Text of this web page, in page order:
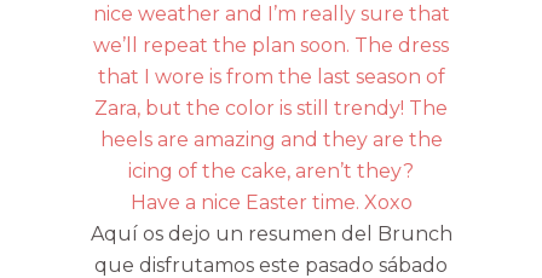
nice weather and I’m really sure that
we’ll repeat the plan soon. The dress
that I wore is from the last season of
Zara, but the color is still trendy! The
heels are amazing and they are the
icing of the cake, aren’t they?
Have a nice Easter time. Xoxo
Aquí os dejo un resumen del Brunch
que disfrutamos este pasado sábado